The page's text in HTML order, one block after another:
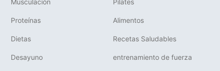
Musculación Pilates
Proteínas Alimentos
Dietas Recetas Saludables
Desayuno entrenamiento de fuerza